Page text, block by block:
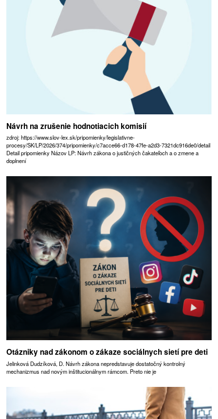
Návrh na zrušenie hodnotiacich komisií
zdroj: https://www.slov-lex.sk/pripomienky/legislativne-
procesy/SK/LP/2026/374/pripomienky/c7acce66-d178-47fe-a2d3-7321dc916de0/detail
Detail pripomienky Názov LP: Návrh zákona o justičných čakateľoch a o zmene a
doplnení
Otázniky nad zákonom o zákaze sociálnych sietí pre deti
Jelinková Dudzíková, D. Návrh zákona nepredstavuje dostatočný kontrolný
mechanizmus nad novým inštitucionálnym rámcom. Preto nie je